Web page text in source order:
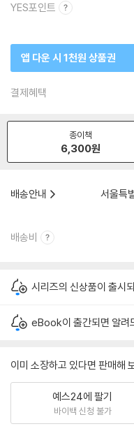
YES포인트
앱 다운 시 1천원 상품권
결제혜택
종이책
6,300원
배송안내
서울특
배송비
시리즈의 신상품이 출시
eBook이 출간되면 알려
이미 소장하고 있다면 판매해
예스24에 팔기
바이백 신청 불가